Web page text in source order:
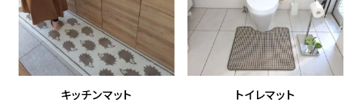
キッチンマット トイレマット